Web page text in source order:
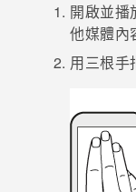
焦點訊息
校園專案
銷售通路
支援服務
VIVELAND
開啟並播
他媒體內
用三根手